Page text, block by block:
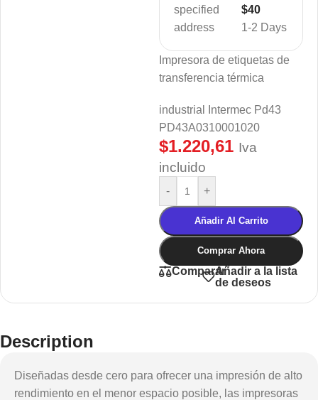
specified
address
1-2 Days
$40
Impresora de etiquetas de
transferencia térmica
industrial Intermec Pd43
PD43A0310001020
$1.220,61 Iva
incluido
- +
Añadir Al Carrito
Comprar Ahora
CompararAñadir a la lista
de deseos
Description
Diseñadas desde cero para ofrecer una impresión de alto
rendimiento en el menor espacio posible, las impresoras